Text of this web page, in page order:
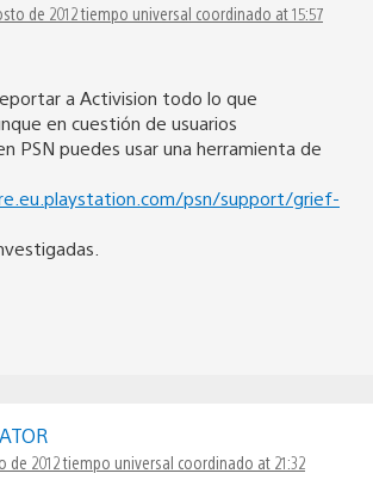
de 2012 tiempo universal coordinado at 15:57
a Activision todo lo que
en cuestión de usuarios
PSN puedes usar una herramienta de
psn/support/grief-
de 2012 tiempo universal coordinado at 21:32